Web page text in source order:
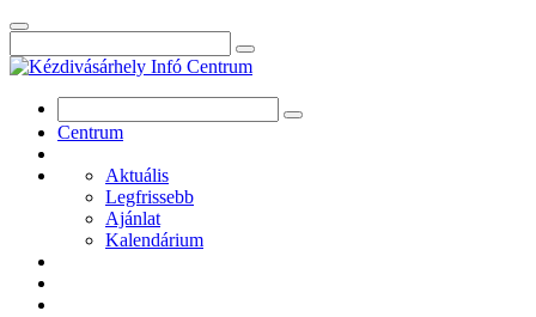
Centrum
Aktuális
Legfrissebb
Ajánlat
Kalendárium